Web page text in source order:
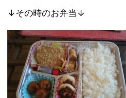
↓その時のお弁当↓